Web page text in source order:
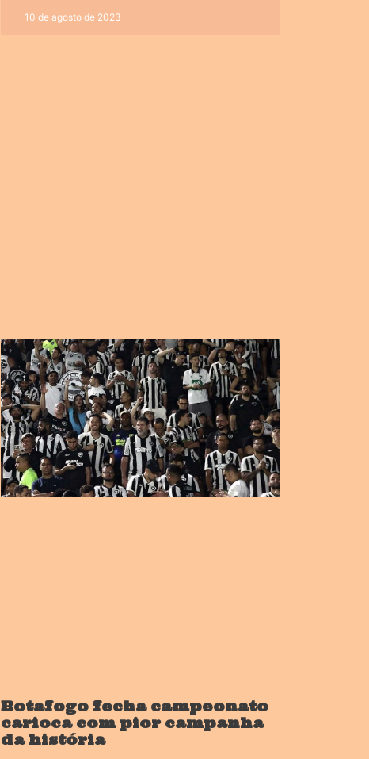
10 de agosto de 2023
Botafogo fecha campeonato
carioca com pior campanha
da história